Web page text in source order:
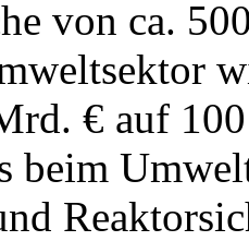
von ca.
€ auf
beim